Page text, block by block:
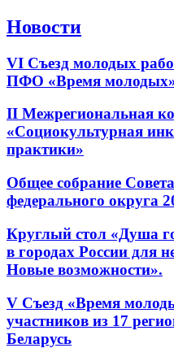
Новости
VI Съезд молодых
ПФО «Время
II Межрегиональная
«Cоциокультурная
практики»
Общее собрание
федерального округа
Круглый стол «Душа
в городах России для
Новые возможности».
V Съезд «Время
участников из 17
Беларусь